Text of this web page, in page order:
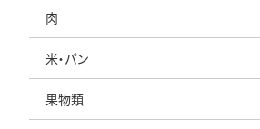
肉
米・パン
果物類